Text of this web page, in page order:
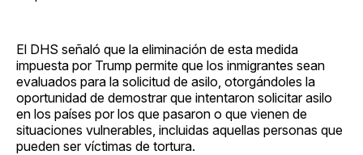
El DHS señaló que la eliminación de esta medida
impuesta por Trump permite que los inmigrantes sean
evaluados para la solicitud de asilo, otorgándoles la
oportunidad de demostrar que intentaron solicitar asilo
en los países por los que pasaron o que vienen de
situaciones vulnerables, incluidas aquellas personas que
pueden ser víctimas de tortura.